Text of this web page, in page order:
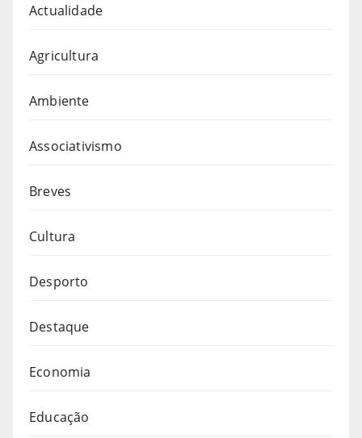
Actualidade
Agricultura
Ambiente
Associativismo
Breves
Cultura
Desporto
Destaque
Economia
Educação